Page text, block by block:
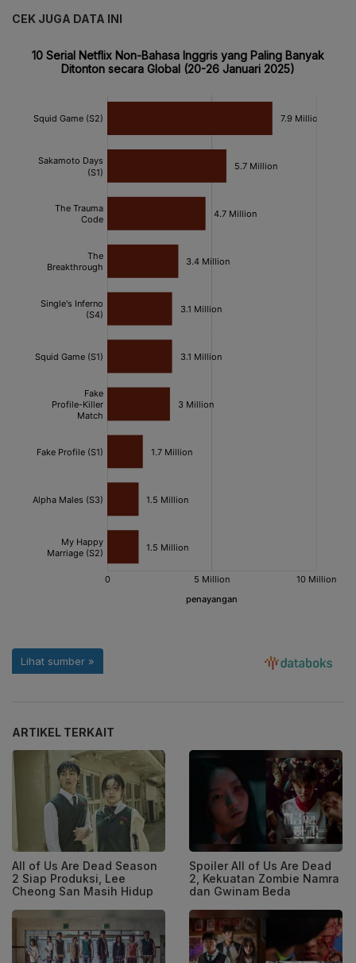
CEK JUGA DATA INI
ARTIKEL TERKAIT
All of Us Are Dead Season
2 Siap Produksi, Lee
Cheong San Masih Hidup
Spoiler All of Us Are Dead
2, Kekuatan Zombie Namra
dan Gwinam Beda